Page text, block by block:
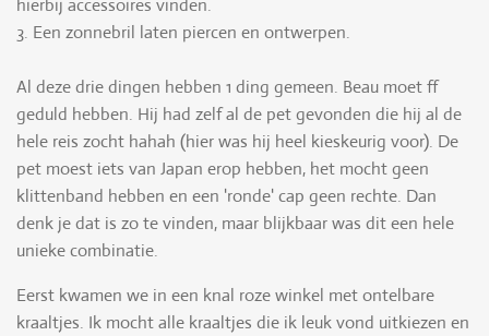
hierbij accessoires vinden.
3. Een zonnebril laten piercen en ontwerpen.
Al deze drie dingen hebben 1 ding gemeen. Beau moet ff
geduld hebben. Hij had zelf al de pet gevonden die hij al de
hele reis zocht hahah (hier was hij heel kieskeurig voor). De
pet moest iets van Japan erop hebben, het mocht geen
klittenband hebben en een 'ronde' cap geen rechte. Dan
denk je dat is zo te vinden, maar blijkbaar was dit een hele
unieke combinatie.
Eerst kwamen we in een knal roze winkel met ontelbare
kraaltjes. Ik mocht alle kraaltjes die ik leuk vond uitkiezen en